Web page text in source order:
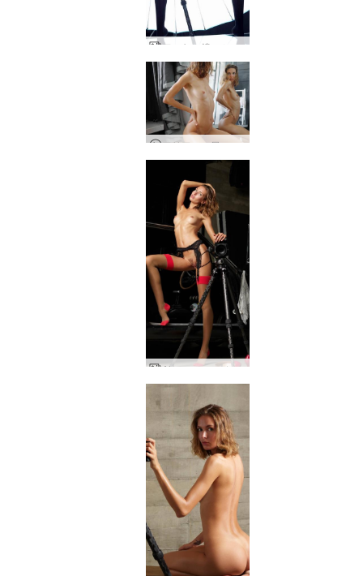
アルヤ 鏡のミューズ パート２
アリアの一日 - 拡張版
Alya マッスルカーのセクシーなセルフィー